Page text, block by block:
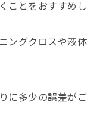
ことをおすすめし
ングクロスや液体
に多少の誤差がご